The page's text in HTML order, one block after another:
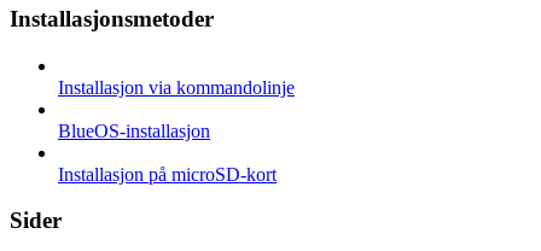
Installasjonsmetoder
Installasjon via kommandolinje
BlueOS-installasjon
Installasjon på microSD-kort
Sider